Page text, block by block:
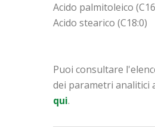
Acido palmitoleico
Acido stearico (C18:0)
Puoi consultare
dei parametri analitici
qui.